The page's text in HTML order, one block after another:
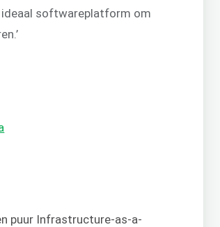
ideaal softwareplatform om
puur Infrastructure-as-a-